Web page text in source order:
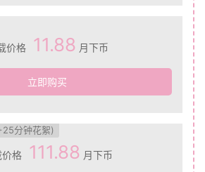
价格 11.88 月下币
立即购买
分钟花絮)
格 111.88 月下币